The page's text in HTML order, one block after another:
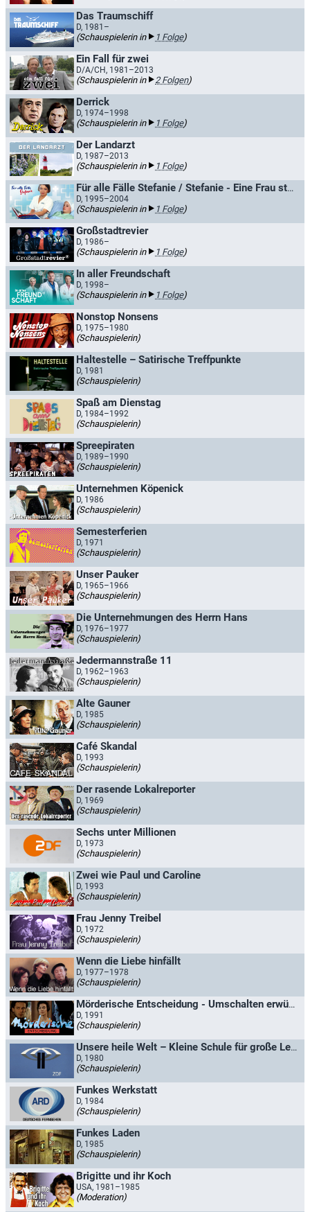
Das Traumschiff
D, 1981–
(Schauspielerin in 1 Folge)
Ein Fall für zwei
D/A/CH, 1981–2013
(Schauspielerin in 2 Folgen)
Derrick
D, 1974–1998
(Schauspielerin in 1 Folge)
Der Landarzt
D, 1987–2013
(Schauspielerin in 1 Folge)
Für alle Fälle Stefanie / Stefanie - Eine Frau startet durch
D, 1995–2004
(Schauspielerin in 1 Folge)
Großstadtrevier
D, 1986–
(Schauspielerin in 1 Folge)
In aller Freundschaft
D, 1998–
(Schauspielerin in 1 Folge)
Nonstop Nonsens
D, 1975–1980
(Schauspielerin)
Haltestelle – Satirische Treffpunkte
D, 1981
(Schauspielerin)
Spaß am Dienstag
D, 1984–1992
(Schauspielerin)
Spreepiraten
D, 1989–1990
(Schauspielerin)
Unternehmen Köpenick
D, 1986
(Schauspielerin)
Semesterferien
D, 1971
(Schauspielerin)
Unser Pauker
D, 1965–1966
(Schauspielerin)
Die Unternehmungen des Herrn Hans
D, 1976–1977
(Schauspielerin)
Jedermannstraße 11
D, 1962–1963
(Schauspielerin)
Alte Gauner
D, 1985
(Schauspielerin)
Café Skandal
D, 1993
(Schauspielerin)
Der rasende Lokalreporter
D, 1969
(Schauspielerin)
Sechs unter Millionen
D, 1973
(Schauspielerin)
Zwei wie Paul und Caroline
D, 1993
(Schauspielerin)
Frau Jenny Treibel
D, 1972
(Schauspielerin)
Wenn die Liebe hinfällt
D, 1977–1978
(Schauspielerin)
Mörderische Entscheidung - Umschalten erwünscht
D, 1991
(Schauspielerin)
Unsere heile Welt – Kleine Schule für große Leute
D, 1980
(Schauspielerin)
Funkes Werkstatt
D, 1984
(Schauspielerin)
Funkes Laden
D, 1985
(Schauspielerin)
Brigitte und ihr Koch
USA, 1981–1985
(Moderation)